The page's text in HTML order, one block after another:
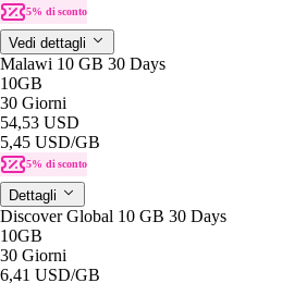
5% di sconto
Vedi dettagli
Malawi 10 GB 30 Days
10GB
30 Giorni
54,53 USD
5,45 USD/GB
5% di sconto
Dettagli
Discover Global 10 GB 30 Days
10GB
30 Giorni
6,41 USD/GB